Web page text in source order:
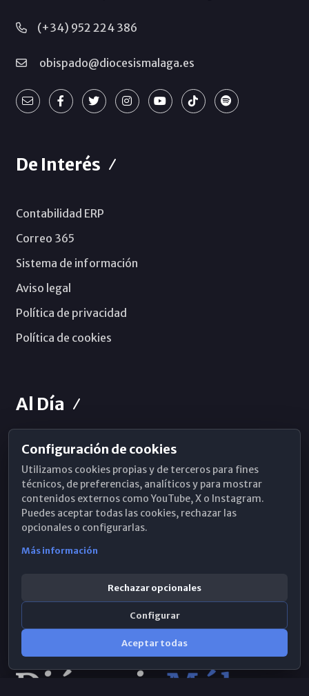
(+34) 952 224 386
obispado@diocesismalaga.es
De Interés
Contabilidad ERP
Correo 365
Sistema de información
Aviso legal
Política de privacidad
Política de cookies
Al Día
Horarios de Misa
Hemeroteca
WhatsApp
Configuración de cookies
Utilizamos cookies propias y de terceros para fines
técnicos, de preferencias, analíticos y para mostrar
contenidos externos como YouTube, X o Instagram.
Puedes aceptar todas las cookies, rechazar las
opcionales o configurarlas.
Más información
Rechazar opcionales
Configurar
Aceptar todas